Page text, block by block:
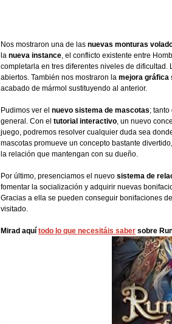
Nos mostraron una de las nuevas monturas
la nueva instance, el conflicto existente entre
completarla en tres diferentes niveles de
abiertos. También nos mostraron la mejora gráfica
acabado de mármol sustituyendo al anterior.
Pudimos ver el nuevo sistema de mascotas;
general. Con el tutorial interactivo, un nuevo
juego, podremos resolver cualquier duda sea
mascotas promueve un concepto bastante
la relación que mantengan con su dueño.
Por último, presenciamos el nuevo sistema de
fomentar la socialización y adquirir nuevas
Gracias a ella se pueden conseguir bonifaciones
visitado.
Mirad aquí todo lo que necesitáis saber sobre